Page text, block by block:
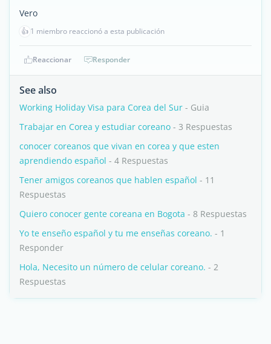
Vero
👍 1 miembro reaccionó a esta publicación
Reaccionar Responder
See also
Working Holiday Visa para Corea del Sur - Guia
Trabajar en Corea y estudiar coreano - 3 Respuestas
conocer coreanos que vivan en corea y que esten
aprendiendo español - 4 Respuestas
Tener amigos coreanos que hablen español - 11
Respuestas
Quiero conocer gente coreana en Bogota - 8 Respuestas
Yo te enseño español y tu me enseñas coreano. - 1
Responder
Hola, Necesito un número de celular coreano. - 2
Respuestas